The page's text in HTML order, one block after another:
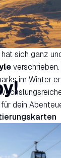
hat sich ganz
im Winter
dein